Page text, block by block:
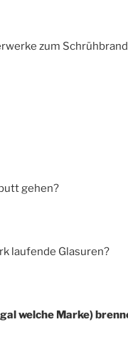
zum Schrühbrand
gehen?
laufende Glasuren?
welche Marke)